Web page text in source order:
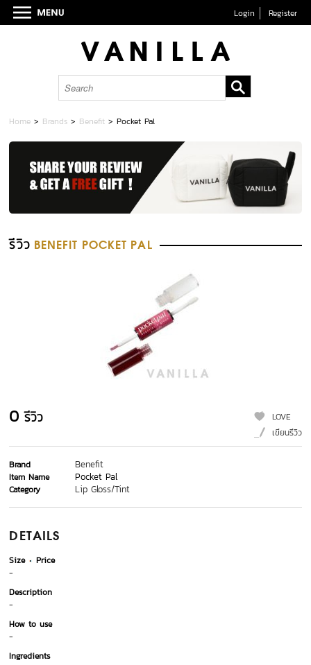
Login Register
Home > Brands > Benefit >Pocket Pal
รีวิว BENEFIT POCKET PAL
0 รีวิว
LOVE
เขียนรีวิว
Brand Benefit
Item Name Pocket Pal
Category Lip Gloss/Tint
DETAILS
Size
Price
-
Description
-
How to use
-
Ingredients